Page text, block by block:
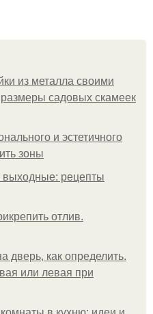
из металла своими
садовых скамеек
и эстетичного
зоны
выходные: рецепты
отлив.
дверь, как определить.
или левая при